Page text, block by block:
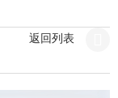
返回列表